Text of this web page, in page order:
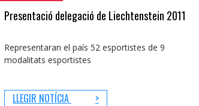
Presentació delegació de Liechtenstein 2011
Representaran el país 52 esportistes de 9
modalitats esportistes
LLEGIR NOTÍCIA >